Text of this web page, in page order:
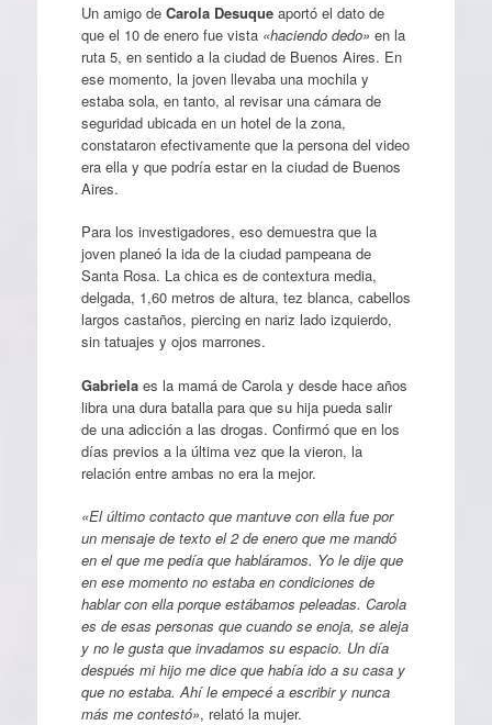
Un amigo de Carola Desuqueaportó el dato de
que el 10 de enero fue vista «haciendo dedo» en la
ruta 5, en sentido a la ciudad de Buenos Aires. En
ese momento, la joven llevaba una mochila y
estaba sola, en tanto, al revisar una cámara de
seguridad ubicada en un hotel de la zona,
constataron efectivamente que la persona del video
era ella y que podría estar en la ciudad de Buenos
Aires.
Para los investigadores, eso demuestra que la
joven planeó la ida de la ciudad pampeana de
Santa Rosa. La chica es de contextura media,
delgada, 1,60 metros de altura, tez blanca, cabellos
largos castaños, piercing en nariz lado izquierdo,
sin tatuajes y ojos marrones.
Gabriela es la mamá de Carola y desde hace años
libra una dura batalla para que su hija pueda salir
de una adicción a las drogas. Confirmó que en los
días previos a la última vez que la vieron, la
relación entre ambas no era la mejor.
«El último contacto que mantuve con ella fue por
un mensaje de texto el 2 de enero que me mandó
en el que me pedía que habláramos. Yo le dije que
en ese momento no estaba en condiciones de
hablar con ella porque estábamos peleadas. Carola
es de esas personas que cuando se enoja, se aleja
y no le gusta que invadamos su espacio. Un día
después mi hijo me dice que había ido a su casa y
que no estaba. Ahí le empecé a escribir y nunca
más me contestó», relató la mujer.